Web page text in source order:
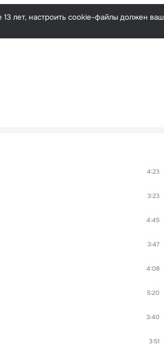
лет, настроить cookie-файлы должен ваш
4:23
3:23
4:45
3:47
4:08
5:20
3:40
3:51